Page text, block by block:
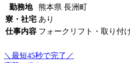
勤務地
熊本県 長洲町
寮・社宅 あり
仕事内容 フォークリフト・取り付
＼最短45秒で完了／